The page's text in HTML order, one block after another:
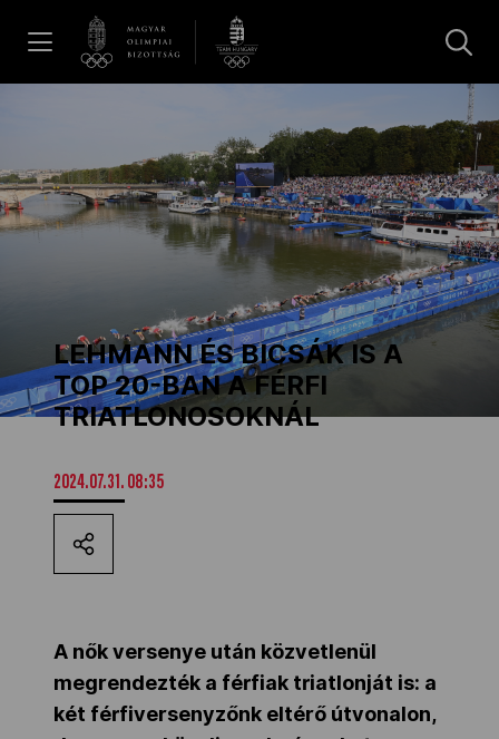
Galéria
Los Angeles 2028
Kettőskarrier-program
Társszervezetek
LEHMANN ÉS BICSÁK IS A
TOP 20-BAN A FÉRFI
TRIATLONOSOKNÁL
2024.07.31. 08:35
A nők versenye után közvetlenül
megrendezték a férfiak triatlonját is: a
két férfiversenyzőnk eltérő útvonalon,